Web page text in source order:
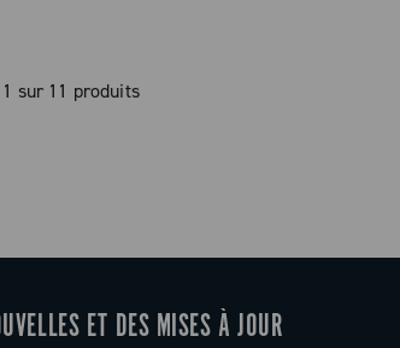
sur 11 produits
ET DES MISES À JOUR